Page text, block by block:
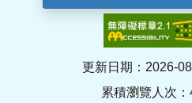
更新日期：2026-
累積瀏覽人次